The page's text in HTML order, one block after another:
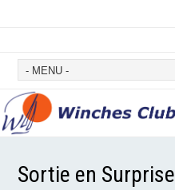
Sortie en Surprise